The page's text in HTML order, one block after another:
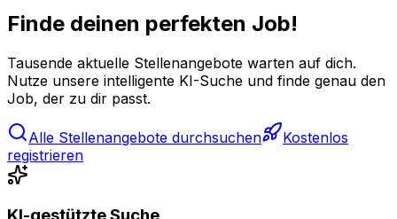
Finde deinen perfekten Job!
Tausende aktuelle Stellenangebote warten auf dich.
Nutze unsere intelligente KI-Suche und finde genau den
Job, der zu dir passt.
Alle Stellenangebote durchsuchen
Kostenlos
registrieren